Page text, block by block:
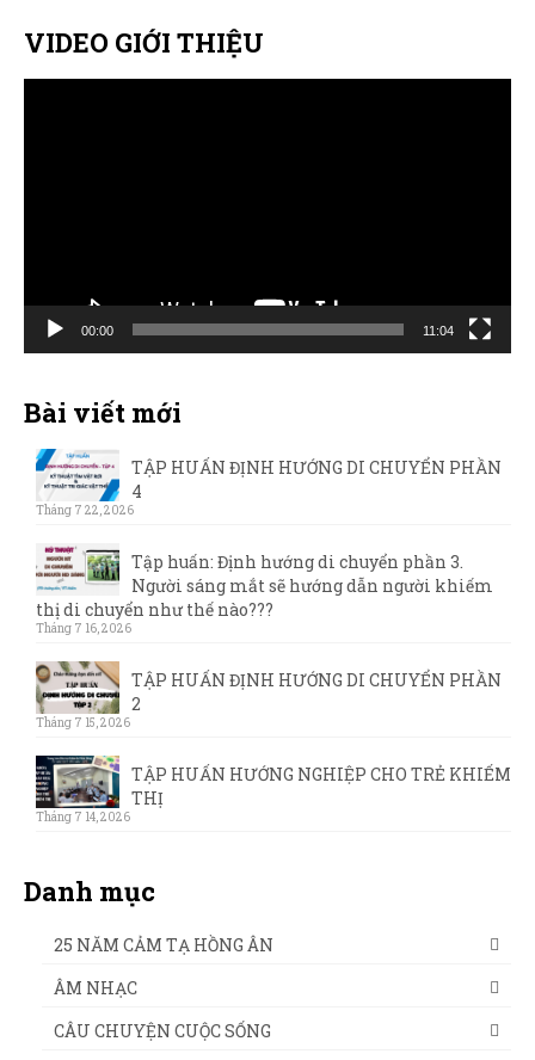
VIDEO GIỚI THIỆU
00:00 11:04
Bài viết mới
TẬP HUẤN ĐỊNH HƯỚNG DI CHUYỂN PHẦN
4
Tháng 7 22, 2026
Tập huấn: Định hướng di chuyển phần 3.
Người sáng mắt sẽ hướng dẫn người khiếm
thị di chuyển như thế nào???
Tháng 7 16, 2026
TẬP HUẤN ĐỊNH HƯỚNG DI CHUYỂN PHẦN
2
Tháng 7 15, 2026
TẬP HUẤN HƯỚNG NGHIỆP CHO TRẺ KHIẾM
THỊ
Tháng 7 14, 2026
Danh mục
25 NĂM CẢM TẠ HỒNG ÂN
ÂM NHẠC
CÂU CHUYỆN CUỘC SỐNG